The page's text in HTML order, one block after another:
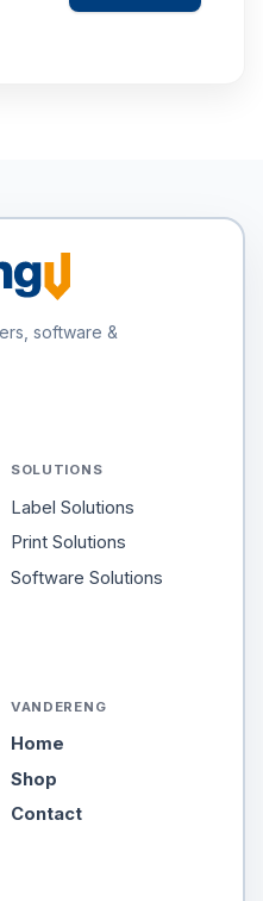
software &
SOLUTIONS
Label Solutions
Print Solutions
Software Solutions
VANDERENG
Home
Shop
Contact